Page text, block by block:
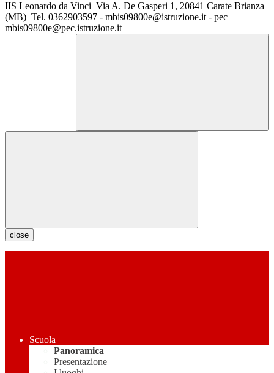
IIS Leonardo da Vinci Via A. De Gasperi 1, 20841 Carate Brianza
(MB) Tel. 0362903597 - mbis09800e@istruzione.it - pec
mbis09800e@pec.istruzione.it
close
Scuola
Panoramica
Presentazione